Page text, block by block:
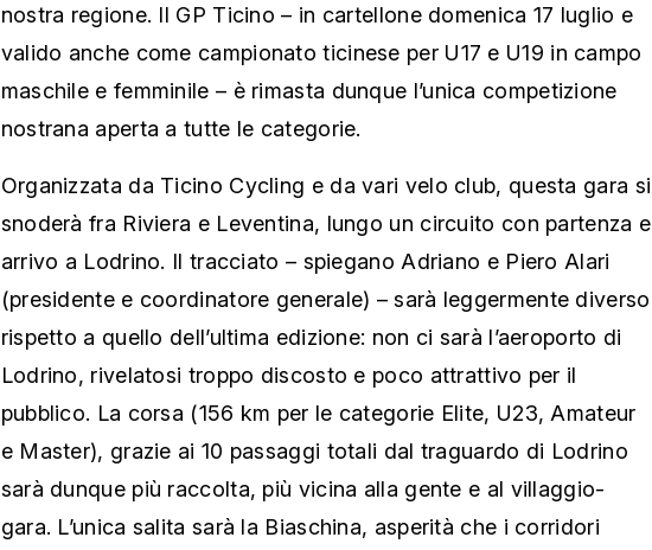
nostra regione. Il GP Ticino – in cartellone domenica 17 luglio e
valido anche come campionato ticinese per U17 e U19 in campo
maschile e femminile – è rimasta dunque l’unica competizione
nostrana aperta a tutte le categorie.
Organizzata da Ticino Cycling e da vari velo club, questa gara si
snoderà fra Riviera e Leventina, lungo un circuito con partenza e
arrivo a Lodrino. Il tracciato – spiegano Adriano e Piero Alari
(presidente e coordinatore generale) – sarà leggermente diverso
rispetto a quello dell’ultima edizione: non ci sarà l’aeroporto di
Lodrino, rivelatosi troppo discosto e poco attrattivo per il
pubblico. La corsa (156 km per le categorie Elite, U23, Amateur
e Master), grazie ai 10 passaggi totali dal traguardo di Lodrino
sarà dunque più raccolta, più vicina alla gente e al villaggio-
gara. L’unica salita sarà la Biaschina, asperità che i corridori